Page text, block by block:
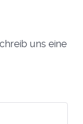
uns eine